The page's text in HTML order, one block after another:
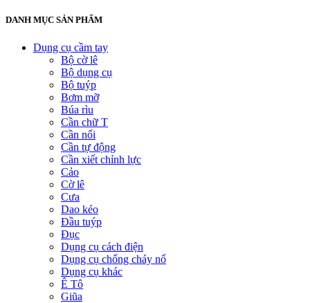
DANH MỤC SẢN PHẨM
Dụng cụ cầm tay
Bộ cờ lê
Bộ dụng cụ
Bộ tuýp
Bơm mỡ
Búa rìu
Cần chữ T
Cần nối
Cần tự động
Cần xiết chỉnh lực
Cảo
Cờ lê
Cưa
Dao kéo
Đầu tuýp
Đục
Dụng cụ cách điện
Dụng cụ chống cháy nổ
Dụng cụ khác
Ê Tô
Giũa